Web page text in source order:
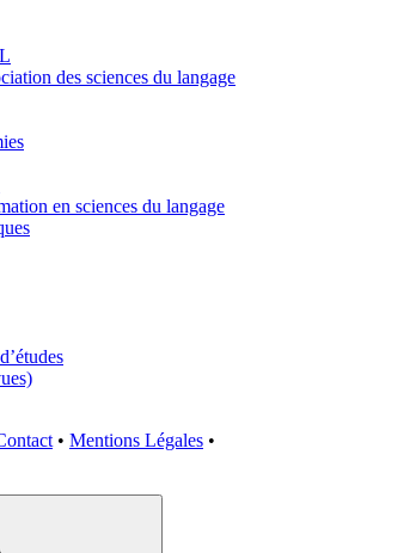
des sciences du langage
en sciences du langage
• Mentions Légales •